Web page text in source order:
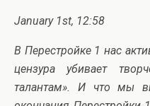
January1st, 12:58
В Перестройке 1 нас
цензура убивает
талантам». И что мы